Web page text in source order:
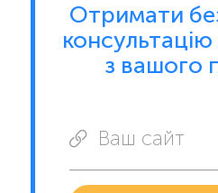
Отримати
консультацію
з вашого
Ваш сайт